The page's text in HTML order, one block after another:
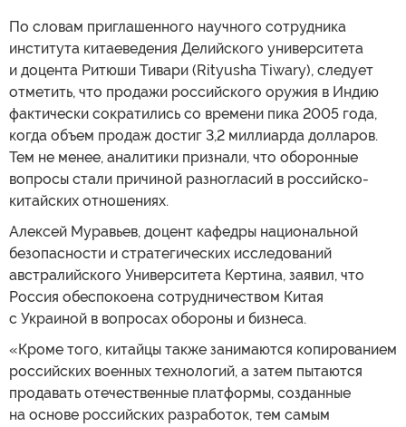
По словам приглашенного научного сотрудника
института китаеведения Делийского университета
и доцента Ритюши Тивари (Rityusha Tiwary), следует
отметить, что продажи российского оружия в Индию
фактически сократились со времени пика 2005 года,
когда объем продаж достиг 3,2 миллиарда долларов.
Тем не менее, аналитики признали, что оборонные
вопросы стали причиной разногласий в российско-
китайских отношениях.
Алексей Муравьев, доцент кафедры национальной
безопасности и стратегических исследований
австралийского Университета Кертина, заявил, что
Россия обеспокоена сотрудничеством Китая
с Украиной в вопросах обороны и бизнеса.
«Кроме того, китайцы также занимаются копированием
российских военных технологий, а затем пытаются
продавать отечественные платформы, созданные
на основе российских разработок, тем самым